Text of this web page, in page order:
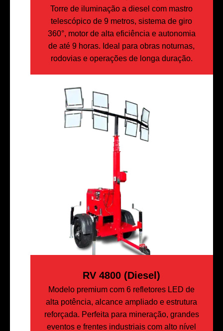
Torre de iluminação a diesel com mastro
telescópico de 9 metros, sistema de giro
360°, motor de alta eficiência e autonomia
de até 9 horas. Ideal para obras noturnas,
rodovias e operações de longa duração.
RV 4800 (Diesel)
Modelo premium com 6 refletores LED de
alta potência, alcance ampliado e estrutura
reforçada. Perfeita para mineração, grandes
eventos e frentes industriais com alto nível